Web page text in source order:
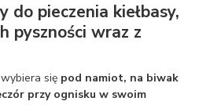
pieczenia kiełbasy,
pyszności wraz z
się pod namiot, na biwak
przy ognisku w swoim